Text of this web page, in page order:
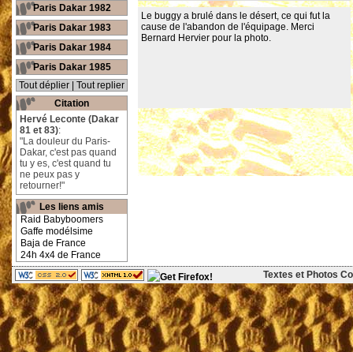
Le buggy a brulé dans le désert, ce qui fut la
cause de l'abandon de l'équipage. Merci
Bernard Hervier pour la photo.
Paris Dakar 1982
Paris Dakar 1983
Paris Dakar 1984
Paris Dakar 1985
Tout déplier
Tout replier
Citation
Hervé Leconte (Dakar
81 et 83):
"La douleur du Paris-
Dakar, c'est pas quand
tu y es, c'est quand tu
ne peux pas y
retourner!"
Les liens amis
Raid Babyboomers
Gaffe modélsime
Baja de France
24h 4x4 de France
Textes et Photos